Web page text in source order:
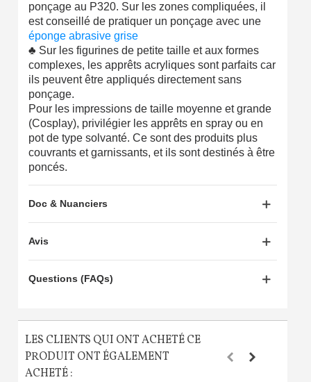
ponçage au P320. Sur les zones compliquées, il
est conseillé de pratiquer un ponçage avec une
éponge abrasive grise
♣ Sur les figurines de petite taille et aux formes
complexes, les apprêts acryliques sont parfaits car
ils peuvent être appliqués directement sans
ponçage.
Pour les impressions de taille moyenne et grande
(Cosplay), privilégier les apprêts en spray ou en
pot de type solvanté. Ce sont des produits plus
couvrants et garnissants, et ils sont destinés à être
poncés.
Doc & Nuanciers
Avis
Questions (FAQs)
LES CLIENTS QUI ONT ACHETÉ CE
PRODUIT ONT ÉGALEMENT
ACHETÉ :